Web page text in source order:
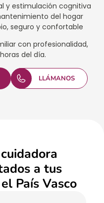
y estimulación cognitiva
del hogar
seguro y confortable
con profesionalidad,
del día.
LLÁMANOS
a tus
País Vasco